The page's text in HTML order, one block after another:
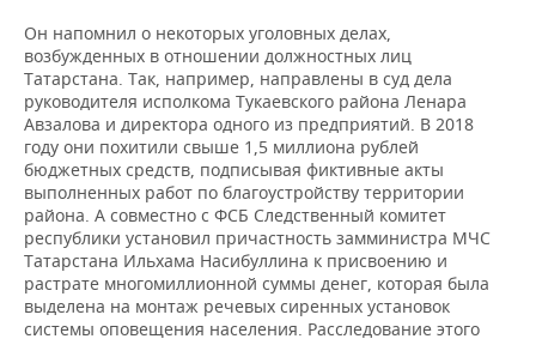
Он напомнил о некоторых уголовных делах,
возбужденных в отношении должностных лиц
Татарстана. Так, например, направлены в суд дела
руководителя исполкома Тукаевского района Ленара
Авзалова и директора одного из предприятий. В 2018
году они похитили свыше 1,5 миллиона рублей
бюджетных средств, подписывая фиктивные акты
выполненных работ по благоустройству территории
района. А совместно с ФСБ Следственный комитет
республики установил причастность замминистра МЧС
Татарстана Ильхама Насибуллина к присвоению и
растрате многомиллионной суммы денег, которая была
выделена на монтаж речевых сиренных установок
системы оповещения населения. Расследование этого